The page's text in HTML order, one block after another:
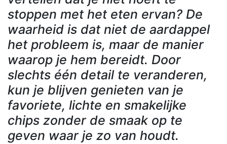
stoppen met het eten ervan? De
waarheid is dat niet de aardappel
het probleem is, maar de manier
waarop je hem bereidt. Door
slechts één detail te veranderen,
kun je blijven genieten van je
favoriete, lichte en smakelijke
chips zonder de smaak op te
geven waar je zo van houdt.